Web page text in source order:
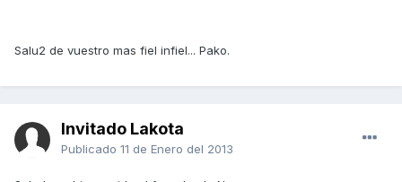
Salu2 de vuestro mas fiel infiel... Pako.
Invitado Lakota
Publicado 11 de Enero del 2013